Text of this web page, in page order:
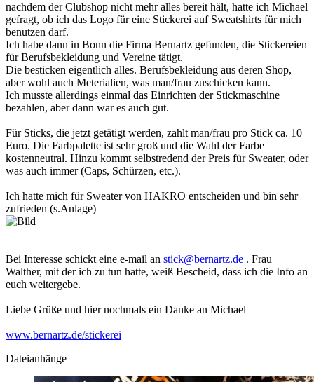
nachdem der Clubshop nicht mehr alles bereit hält, hatte ich Michael
gefragt, ob ich das Logo für eine Stickerei auf Sweatshirts für mich
benutzen darf.
Ich habe dann in Bonn die Firma Bernartz gefunden, die Stickereien
für Berufsbekleidung und Vereine tätigt.
Die besticken eigentlich alles. Berufsbekleidung aus deren Shop,
aber wohl auch Meterialien, was man/frau zuschicken kann.
Ich musste allerdings einmal das Einrichten der Stickmaschine
bezahlen, aber dann war es auch gut.
Für Sticks, die jetzt getätigt werden, zahlt man/frau pro Stick ca. 10
Euro. Die Farbpalette ist sehr groß und die Wahl der Farbe
kostenneutral. Hinzu kommt selbstredend der Preis für Sweater, oder
was auch immer (Caps, Schürzen, etc.).
Ich hatte mich für Sweater von HAKRO entscheiden und bin sehr
zufrieden (s.Anlage)
Bei Interesse schickt eine e-mail an stick@bernartz.de . Frau
Walther, mit der ich zu tun hatte, weiß Bescheid, dass ich die Info an
euch weitergebe.
Liebe Grüße und hier nochmals ein Danke an Michael
www.bernartz.de/stickerei
Dateianhänge